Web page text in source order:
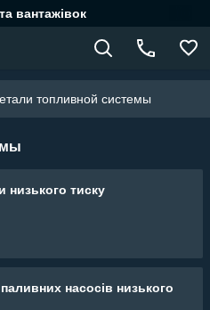
вантажівок
топливной системы
низького тиску
насосів низького